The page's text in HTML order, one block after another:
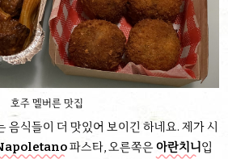
호주 멜버른 맛집
음식들이 더 맛있어 보이긴 하네요. 제가 시
파스타, 오른쪽은 아란치니 입